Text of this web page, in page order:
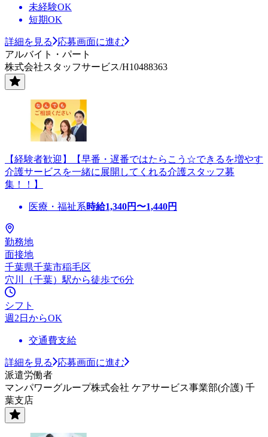
未経験OK
短期OK
詳細を見る
応募画面に進む
アルバイト・パート
株式会社スタッフサービス/H10488363
【経験者歓迎】【早番・遅番ではたらこう☆できるを増やす
介護サービスを一緒に展開してくれる介護スタッフ募
集！！】
医療・福祉系時給1,340円〜1,440円
勤務地
面接地
千葉県千葉市稲毛区
穴川（千葉）駅から徒歩で6分
シフト
週2日からOK
交通費支給
詳細を見る
応募画面に進む
派遣労働者
マンパワーグループ株式会社 ケアサービス事業部(介護) 千
葉支店